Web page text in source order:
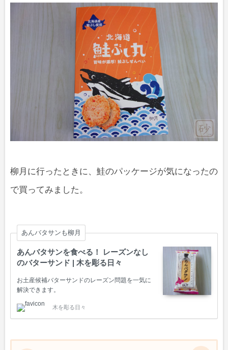
柳月に行ったときに、鮭のパッケージが気になったの
で買ってみました。
あんバタサンも柳月
あんバタサンを食べる！ レーズンなし
のバターサンド | 木を彫る日々
お土産候補バターサンドのレーズン問題を一気に
解決できます。
木を彫る日々